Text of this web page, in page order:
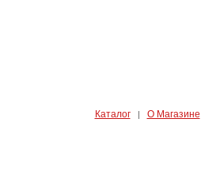
Каталог| О Магазине